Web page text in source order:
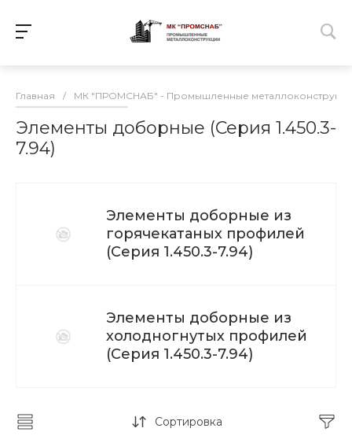
Главная / МК "ПРОМСНАБ" - Промышленные
Элементы доборные (Серия 1.450.3-
7.94)
Элементы доборные из
горячекатаных профилей
(Серия 1.450.3-7.94)
Элементы доборные из
холодногнутых профилей
(Серия 1.450.3-7.94)
Сортировка